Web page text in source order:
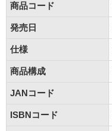
商品コード
発売日
仕様
商品構成
JANコード
ISBNコード